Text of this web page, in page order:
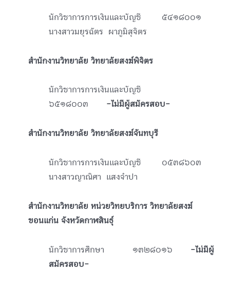
นักวิชาการการเงินและบัญชี ๕๔๑๘๐๐๑
นางสาวมยุรฉัตร ผาภูมิสุจิตร
สำนักงานวิทยาลัย วิทยาลัยสงฆ์พิจิตร
นักวิชาการการเงินและบัญชี
๖๕๑๘๐๐๓ -ไม่มีผู้สมัครสอบ-
สำนักงานวิทยาลัย วิทยาลัยสงฆ์จันทบุรี
นักวิชาการการเงินและบัญชี ๐๕๓๘๖๐๓
นางสาวญาณิศา แสงจำปา
สำนักงานวิทยาลัย หน่วยวิทยบริการ วิทยาลัยสงฆ์
ขอนแก่น จังหวัดกาฬสินธุ์
นักวิชาการศึกษา ๑๓๒๘๐๑๖ -ไม่มีผู้
สมัครสอบ-